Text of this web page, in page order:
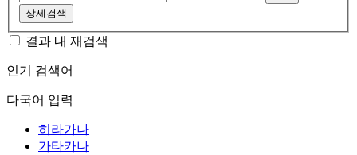
상세검색
결과 내 재검색
인기 검색어
다국어 입력
히라가나
가타카나